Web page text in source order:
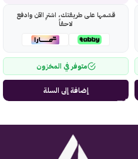
قسّمها على طريقتك، اشترِ الآن وادفع
لاحقاً
متوفر في المخزون
إضافة إلى السلة